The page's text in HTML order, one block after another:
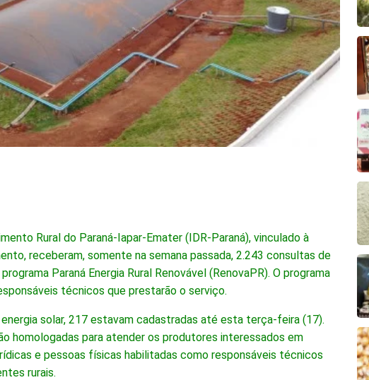
Rural do Paraná-Iapar-Emater (IDR-Paraná), vinculado à
receberam, somente na semana passada, 2.243 consultas de
Paraná Energia Rural Renovável (RenovaPR). O programa
técnicos que prestarão o serviço.
solar, 217 estavam cadastradas até esta terça-feira (17).
homologadas para atender os produtores interessados em
e pessoas físicas habilitadas como responsáveis técnicos
rurais.